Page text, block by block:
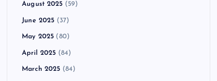
August 2025 (59)
June 2025 (37)
May 2025 (80)
April 2025 (84)
March 2025 (84)